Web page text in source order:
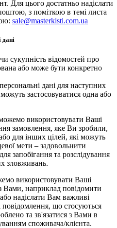
Для цього достатньо надіслати
з поміткою в темі листа
sale@masterkisti.com.ua
сукупність відомостей про
або може бути конкретно
дані для наступних
застосовуватися одна або
використовувати Ваші
замовлення, яке Ви зробили,
для інших цілей, які можуть
мети – задовольнити
запобігання та розслідування
зловживань.
використовувати Ваші
Вами, наприклад повідомити
надіслати Вам важливі
повідомлення, що стосуються
та зв'язатися з Вами в
споживача/клієнта.